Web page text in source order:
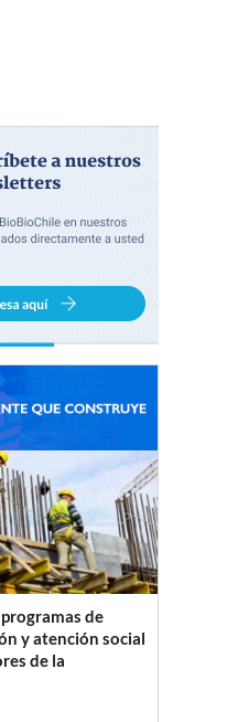
de
y atención social
de la